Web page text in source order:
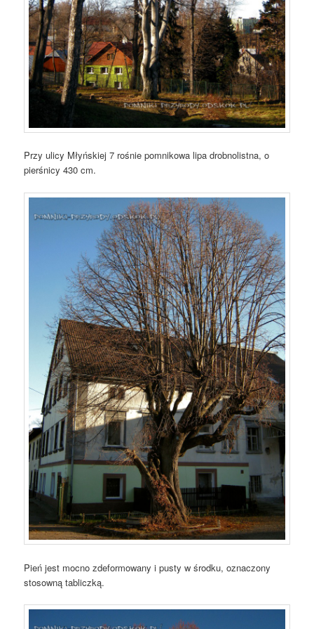
Przy ulicy Młyńskiej 7 rośnie pomnikowa lipa drobnolistna, o
pierśnicy 430 cm.
Pień jest mocno zdeformowany i pusty w środku, oznaczony
stosowną tabliczką.